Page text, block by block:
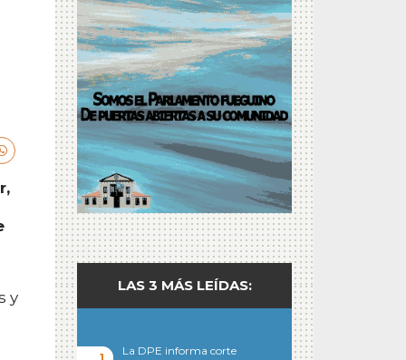
y
LAS 3 MÁS LEÍDAS:
La DPE informa corte